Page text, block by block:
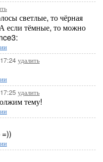
светлые, то чёрная
А если тёмные, то можно
удалить
удалить
тему!